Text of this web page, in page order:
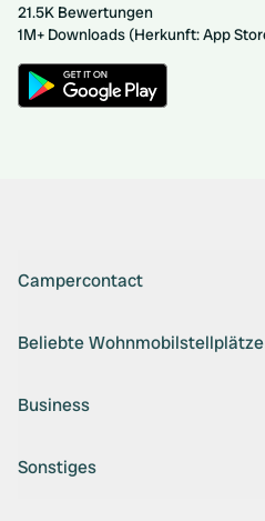
21.5K Bewertungen
1M+ Downloads (Herkunft: App
Campercontact
Beliebte Wohnmobilstellplätze
Business
Sonstiges